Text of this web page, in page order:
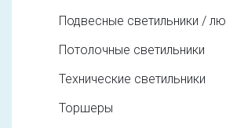
Подвесные светильники /
Потолочные светильники
Технические светильники
Торшеры